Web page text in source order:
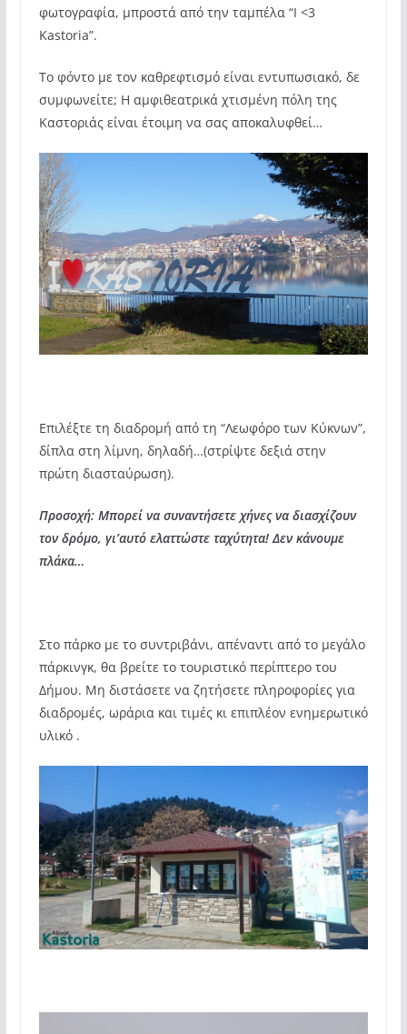
φωτογραφία, μπροστά από την ταμπέλα “I <3
Kastoria”.
Το φόντο με τον καθρεφτισμό είναι εντυπωσιακό, δε
συμφωνείτε; Η αμφιθεατρικά χτισμένη πόλη της
Καστοριάς είναι έτοιμη να σας αποκαλυφθεί…
Επιλέξτε τη διαδρομή από τη “Λεωφόρο των Κύκνων”,
δίπλα στη λίμνη, δηλαδή…(στρίψτε δεξιά στην
πρώτη διασταύρωση).
Προσοχή: Μπορεί να συναντήσετε χήνες να διασχίζουν
τον δρόμο, γι’αυτό ελαττώστε ταχύτητα! Δεν κάνουμε
πλάκα…
Στο πάρκο με το συντριβάνι, απέναντι από το μεγάλο
πάρκινγκ, θα βρείτε το τουριστικό περίπτερο του
Δήμου. Μη διστάσετε να ζητήσετε πληροφορίες για
διαδρομές, ωράρια και τιμές κι επιπλέον ενημερωτικό
υλικό .